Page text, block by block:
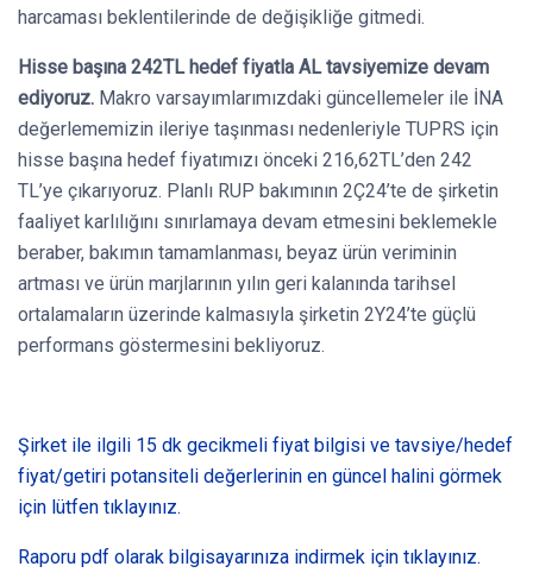
harcaması beklentilerinde de değişikliğe gitmedi.
Hisse başına 242TL hedef fiyatla AL tavsiyemize devam
ediyoruz. Makro varsayımlarımızdaki güncellemeler ile İNA
değerlememizin ileriye taşınması nedenleriyle TUPRS için
hisse başına hedef fiyatımızı önceki 216,62TL’den 242
TL’ye çıkarıyoruz. Planlı RUP bakımının 2Ç24’te de şirketin
faaliyet karlılığını sınırlamaya devam etmesini beklemekle
beraber, bakımın tamamlanması, beyaz ürün veriminin
artması ve ürün marjlarının yılın geri kalanında tarihsel
ortalamaların üzerinde kalmasıyla şirketin 2Y24’te güçlü
performans göstermesini bekliyoruz.
Şirket ile ilgili 15 dk gecikmeli fiyat bilgisi ve tavsiye/hedef
fiyat/getiri potansiteli değerlerinin en güncel halini görmek
için lütfen tıklayınız.
Raporu pdf olarak bilgisayarınıza indirmek için tıklayınız.